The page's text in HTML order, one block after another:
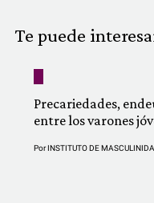
QUIÉNES SOMOS
Te puede
Precariedades,
entre los varones
PorINSTITUTO DE